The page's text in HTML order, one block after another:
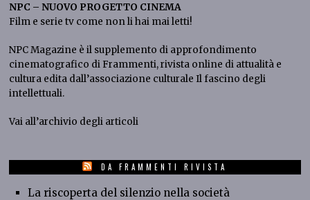
NPC – NUOVO PROGETTO CINEMA
Film e serie tv come non li hai mai letti!
NPC Magazine è il supplemento di approfondimento
cinematografico di Frammenti, rivista online di attualità e
cultura edita dall’associazione culturaleIlfascino degli
intellettuali.
Vai all’archivio degli articoli
DA FRAMMENTI RIVISTA
La riscoperta del silenzio nella società